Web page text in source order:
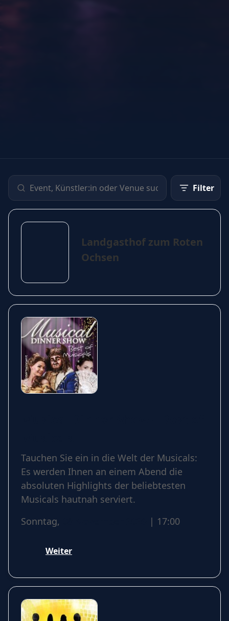
Filter
Landgasthof zum Roten
Ochsen
Tauchen Sie ein in die Welt der Musicals:
Es werden Ihnen an einem Abend die
absoluten Highlights der beliebtesten
Musicals hautnah serviert.
Sonntag,
| 17:00
Weiter